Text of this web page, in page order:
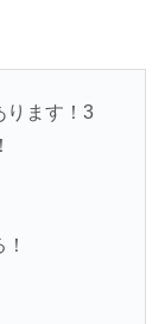
ります！3